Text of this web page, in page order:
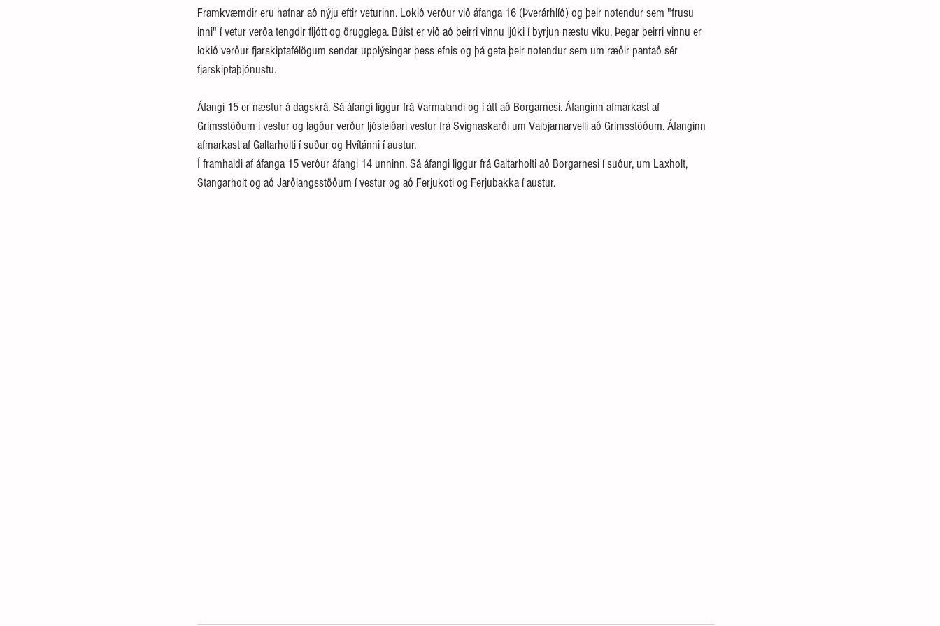
Framkvæmdir eru hafnar að nýju eftir veturinn. Lokið verður við áfanga 16 (Þverárhlíð) og þeir notendur sem "frusu
inni" í vetur verða tengdir fljótt og örugglega. Búist er við að þeirri vinnu ljúki í byrjun næstu viku. Þegar þeirri vinnu er
lokið verður fjarskiptafélögum sendar upplýsingar þess efnis og þá geta þeir notendur sem um ræðir pantað sér
fjarskiptaþjónustu.
Áfangi 15 er næstur á dagskrá. Sá áfangi liggur frá Varmalandi og í átt að Borgarnesi. Áfanginn afmarkast af
Grímsstöðum í vestur og lagður verður ljósleiðari vestur frá Svignaskarði um Valbjarnarvelli að Grímsstöðum. Áfanginn
afmarkast af Galtarholti í suður og Hvítánni í austur.
Í framhaldi af áfanga 15 verður áfangi 14 unninn. Sá áfangi liggur frá Galtarholti að Borgarnesi í suður, um Laxholt,
Stangarholt og að Jarðlangsstöðum í vestur og að Ferjukoti og Ferjubakka í austur.